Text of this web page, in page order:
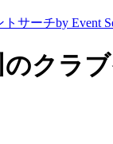
トサーチby Event
クラ